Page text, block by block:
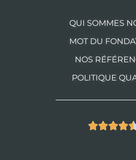
QUI SOMMES
MOT DU
NOS
POLITIQUE
